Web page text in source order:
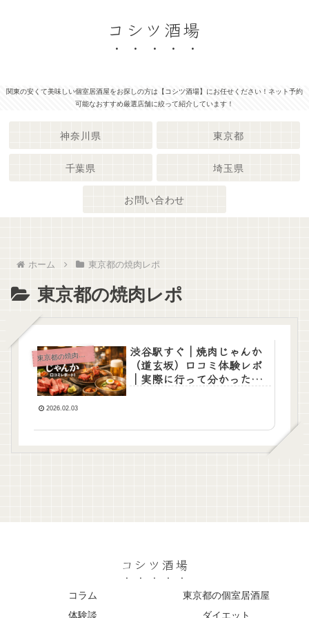
コシツ酒場
関東の安くて美味しい個室居酒屋をお探しの方は【コシツ酒場】にお任せください！ネット予約
可能なおすすめ厳選店舗に絞って紹介しています！
神奈川県 東京都
千葉県 埼玉県
お問い合わせ
ホーム 東京都の焼肉レポ
東京都の焼肉レポ
東
京都の焼肉レポ
渋谷駅すぐ｜焼肉じゃんか
（道玄坂）口コミ体験レポ
｜実際に行って分かったリ
2026.02.03
コシツ酒場
コラム
東京都の個室居酒屋
体験談
ダイエット